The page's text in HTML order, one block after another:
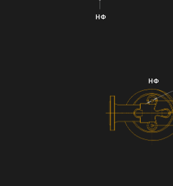
НФ
НФ